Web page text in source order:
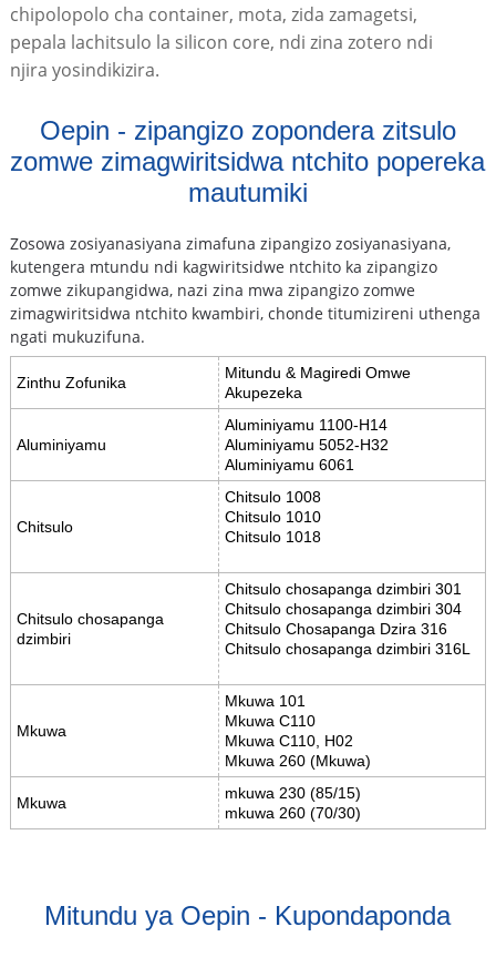
chipolopolo cha container, mota, zida zamagetsi,
pepala lachitsulo la silicon core, ndi zina zotero ndi
njira yosindikizira.
Oepin - zipangizo zopondera zitsulo
zomwe zimagwiritsidwa ntchito popereka
mautumiki
Zosowa zosiyanasiyana zimafuna zipangizo zosiyanasiyana,
kutengera mtundu ndi kagwiritsidwe ntchito ka zipangizo
zomwe zikupangidwa, nazi zina mwa zipangizo zomwe
zimagwiritsidwa ntchito kwambiri, chonde titumizireni uthenga
ngati mukuzifuna.
Zinthu Zofunika
Mitundu & Magiredi Omwe
Akupezeka
Aluminiyamu
Aluminiyamu 1100-H14
Aluminiyamu 5052-H32
Aluminiyamu 6061
Chitsulo
Chitsulo 1008
Chitsulo 1010
Chitsulo 1018
Chitsulo chosapanga
dzimbiri
Chitsulo chosapanga dzimbiri 301
Chitsulo chosapanga dzimbiri 304
Chitsulo Chosapanga Dzira 316
Chitsulo chosapanga dzimbiri 316L
Mkuwa
Mkuwa 101
Mkuwa C110
Mkuwa C110, H02
Mkuwa 260 (Mkuwa)
Mkuwa
mkuwa 230 (85/15)
mkuwa 260 (70/30)
Mitundu ya Oepin - Kupondaponda